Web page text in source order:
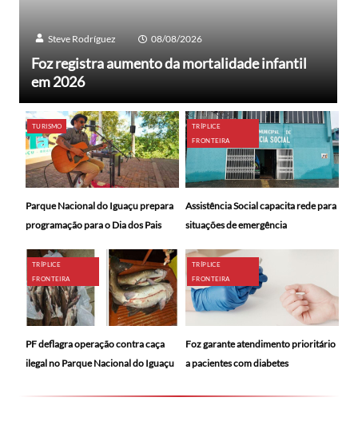
Steve Rodríguez 08/08/2026
Foz registra aumento da mortalidade infantil
em 2026
TURISMO
Parque Nacional do Iguaçu prepara
programação para o Dia dos Pais
TRÍPLICE
FRONTEIRA
Assistência Social capacita rede para
situações de emergência
TRÍPLICE
FRONTEIRA
PF deflagra operação contra caça
ilegal no Parque Nacional do Iguaçu
TRÍPLICE
FRONTEIRA
Foz garante atendimento prioritário
a pacientes com diabetes